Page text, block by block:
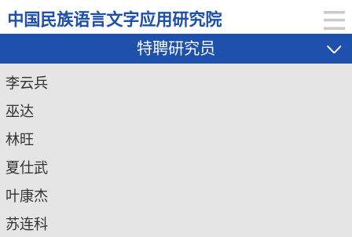
中国民族语言文字应用研究院
特聘研究员
李云兵
巫达
林旺
夏仕武
叶康杰
苏连科